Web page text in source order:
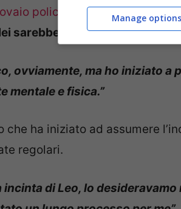
policistico,perchéle sue
sarebbe stato molto difficile
ovviamente, ma ho iniziato a
mentale e fisica.”
che ha iniziato ad assumere
regolari.
incinta di Leo, lo
Manage options